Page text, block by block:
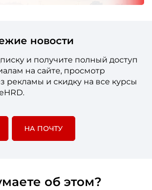
новости
и получите полный доступ
на сайте, просмотр
рекламы и скидку на все курсы
НА ПОЧТУ
об этом?